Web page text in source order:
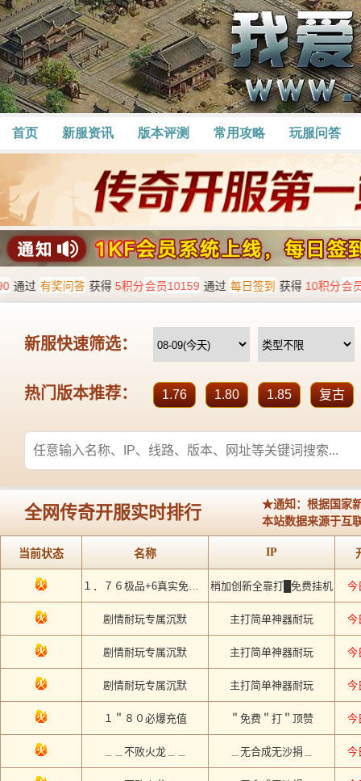
首页 新服资讯 版本评测 常用攻略 玩服问答